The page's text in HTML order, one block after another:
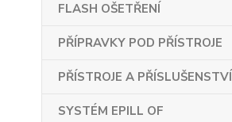
FLASH OŠETŘENÍ
PŘÍPRAVKY POD PŘÍSTROJE
PŘÍSTROJE A PŘÍSLUŠENSTVÍ
SYSTÉM EPILL OF